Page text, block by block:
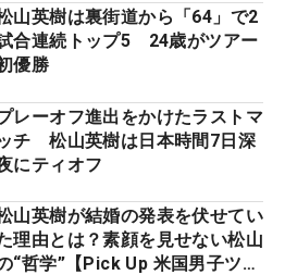
山英樹は裏街道から「64」で2
合連続トップ5 24歳がツアー
優勝
レーオフ進出をかけたラストマ
チ 松山英樹は日本時間7日深
にティオフ
山英樹が結婚の発表を伏せてい
理由とは？素顔を見せない松山
“哲学”【Pick Up 米国男子ツア